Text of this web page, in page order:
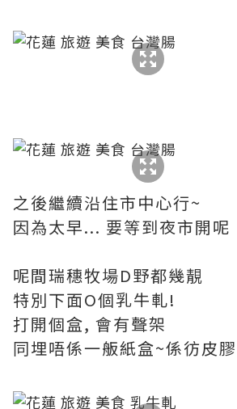
之後繼續沿住市中心行~
因為太早... 要等到夜市開呢
呢間瑞穗牧場D野都幾靚
特別下面O個乳牛軋!
打開個盒, 會有聲架
同埋唔係一舨紙盒~係彷皮